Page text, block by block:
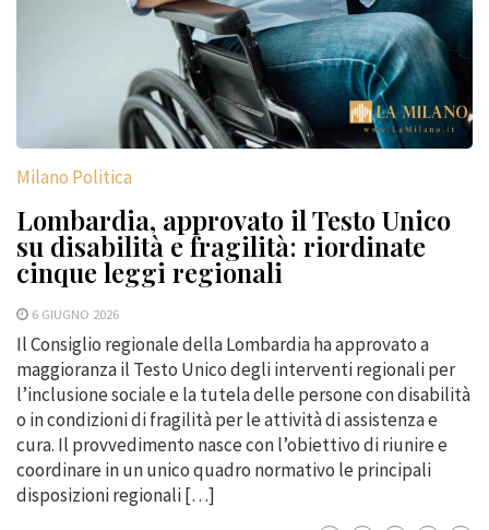
Milano Politica
Lombardia, approvato il Testo Unico
su disabilità e fragilità: riordinate
cinque leggi regionali
6 GIUGNO 2026
Il Consiglio regionale della Lombardia ha approvato a
maggioranza il Testo Unico degli interventi regionali per
l’inclusione sociale e la tutela delle persone con disabilità
o in condizioni di fragilità per le attività di assistenza e
cura. Il provvedimento nasce con l’obiettivo di riunire e
coordinare in un unico quadro normativo le principali
disposizioni regionali […]